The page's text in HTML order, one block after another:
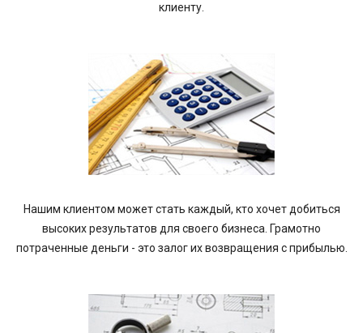
клиенту.
Нашим клиентом может стать каждый, кто хочет добиться
высоких результатов для своего бизнеса. Грамотно
потраченные деньги - это залог их возвращения с прибылью.